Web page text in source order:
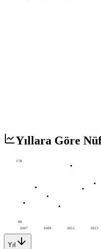
Yıllara Göre
2007 2009 2011 2013
178
88
Yıl